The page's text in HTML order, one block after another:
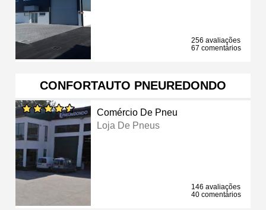
256 avaliações
67 comentários
CONFORTAUTO PNEUREDONDO
Comércio De Pneu
Loja De Pneus
146 avaliações
40 comentários